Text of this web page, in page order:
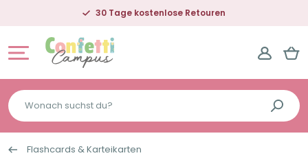
30 Tage kostenlose Retouren
Wonach
suchst
du?
Flashcards & Karteikarten